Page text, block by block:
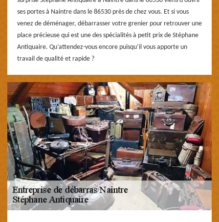
ses portes à Naintre dans le 86530 près de chez vous. Et si vous
venez de déménager, débarrasser votre grenier pour retrouver une
place précieuse qui est une des spécialités à petit prix de Stéphane
Antiquaire. Qu’attendez-vous encore puisqu’il vous apporte un
travail de qualité et rapide ?